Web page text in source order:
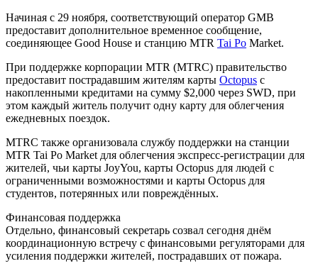
Начиная с 29 ноября, соответствующий оператор GMB
предоставит дополнительное временное сообщение,
соединяющее Good House и станцию MTR Tai Po Market.
При поддержке корпорации MTR (MTRC) правительство
предоставит пострадавшим жителям карты Octopus с
накопленными кредитами на сумму $2,000 через SWD, при
этом каждый житель получит одну карту для облегчения
ежедневных поездок.
MTRC также организовала службу поддержки на станции
MTR Tai Po Market для облегчения экспресс-регистрации для
жителей, чьи карты JoyYou, карты Octopus для людей с
ограниченными возможностями и карты Octopus для
студентов, потерянных или повреждённых.
Финансовая поддержка
Отдельно, финансовый секретарь созвал сегодня днём
координационную встречу с финансовыми регуляторами для
усиления поддержки жителей, пострадавших от пожара.